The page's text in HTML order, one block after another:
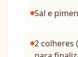
Sal e
2 colheres